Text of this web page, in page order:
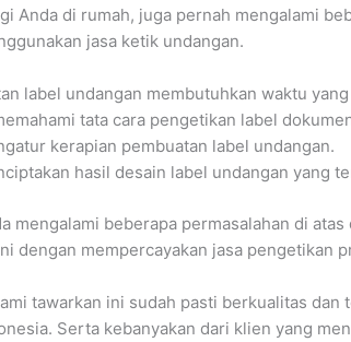
Anda di rumah, juga pernah mengalami
jasa ketik undangan.
label undangan membutuhkan waktu yang
tata cara pengetikan label
kerapian pembuatan label undangan.
hasil desain label undangan yang
mengalami beberapa permasalahan di
dengan mempercayakan jasa pengetikan
tawarkan ini sudah pasti berkualitas
Serta kebanyakan dari klien yang